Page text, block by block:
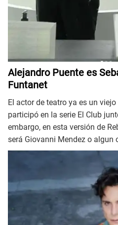
Alejandro Puente es
Funtanet
El actor de teatro ya es un
participó en la serie El Club
embargo, en esta versión de
será Giovanni Mendez o algun